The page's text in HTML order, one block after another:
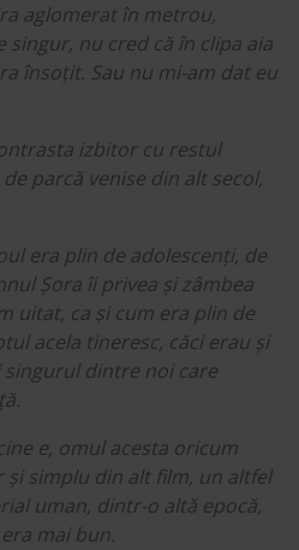
aglomerat în metrou,
singur, nu cred că în clipa aia
însoțit. Sau nu mi-am dat eu
izbitor cu restul
parcă venise din alt secol,
era plin de adolescenți, de
Șora îi privea și zâmbea
uitat, ca și cum era plin de
acela tineresc, căci erau și
singurul dintre noi care
e, omul acesta oricum
și simplu din alt film, un altfel
uman, dintr-o altă epocă,
mai bun.